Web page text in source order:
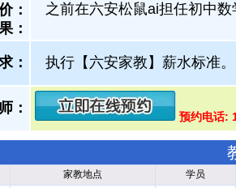
：
：
之前在六安松鼠ai担任初中
： 执行【六安家教】薪水标准。
：
预约电话:
家教地点 学员